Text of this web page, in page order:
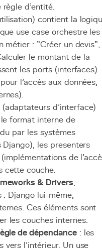
règle d'entité.
contient la
use case orchestre les
métier : "Créer un devis",
le montant de la
les ports (interfaces)
l'accès aux données,
(adaptateurs d'interface)
format interne de
par les systèmes
les presenters
de
cette couche.
& Drivers,
Django lui-même,
Ces éléments sont
les couches internes.
de dépendance: les
vers l'intérieur. Un use